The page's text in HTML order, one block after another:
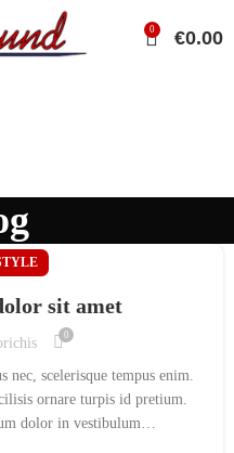
0 €0.00
sit amet
0
scelerisque tempus enim.
ornare turpis id pretium.
dolor in vestibulum…